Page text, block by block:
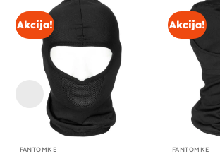
Akcija!
FANTOMKE
Akcija!
FANTOMKE